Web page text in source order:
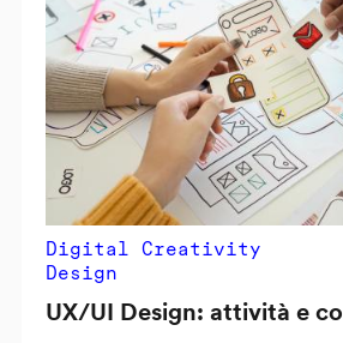
Digital Creativity
Design
UX/UI Design: attività e